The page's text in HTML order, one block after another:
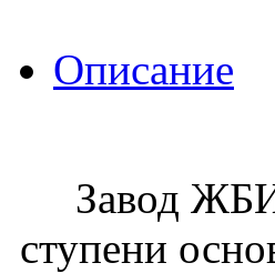
Описание
Завод ЖБИ
ступени